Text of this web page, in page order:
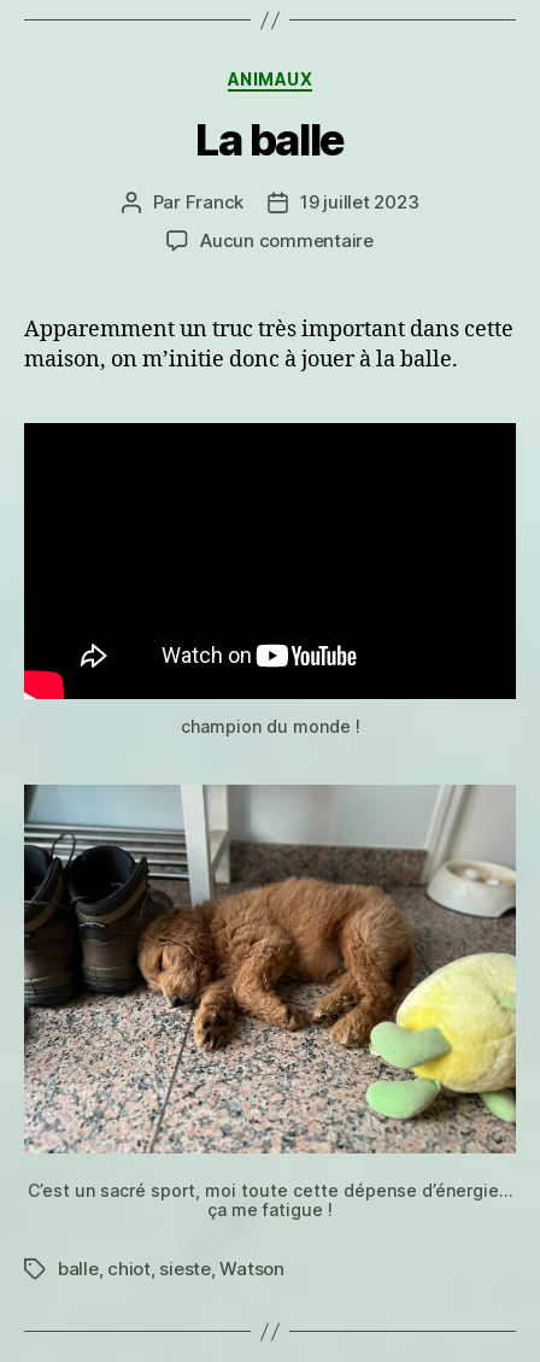
Catégories
ANIMAUX
La balle
Auteur
l’article
Par Franck
Date19 juillet 2023
Aucun commentairesur
Apparemment un truc très important dans cette
maison, on m’initie donc à jouer à la balle.
champion du monde !
C’est un sacré sport, moi toute cette dépense d’énergie…
ça me fatigue !
Étiquettes
balle, chiot, sieste,Watson